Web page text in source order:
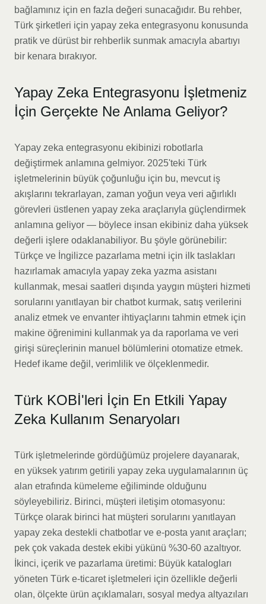
bağlamınız için en fazla değeri sunacağıdır. Bu rehber,
Türk şirketleri için yapay zeka entegrasyonu konusunda
pratik ve dürüst bir rehberlik sunmak amacıyla abartıyı
bir kenara bırakıyor.
Yapay Zeka Entegrasyonu İşletmeniz
İçin Gerçekte Ne Anlama Geliyor?
Yapay zeka entegrasyonu ekibinizi robotlarla
değiştirmek anlamına gelmiyor. 2025'teki Türk
işletmelerinin büyük çoğunluğu için bu, mevcut iş
akışlarını tekrarlayan, zaman yoğun veya veri ağırlıklı
görevleri üstlenen yapay zeka araçlarıyla güçlendirmek
anlamına geliyor — böylece insan ekibiniz daha yüksek
değerli işlere odaklanabiliyor. Bu şöyle görünebilir:
Türkçe ve İngilizce pazarlama metni için ilk taslakları
hazırlamak amacıyla yapay zeka yazma asistanı
kullanmak, mesai saatleri dışında yaygın müşteri hizmeti
sorularını yanıtlayan bir chatbot kurmak, satış verilerini
analiz etmek ve envanter ihtiyaçlarını tahmin etmek için
makine öğrenimini kullanmak ya da raporlama ve veri
girişi süreçlerinin manuel bölümlerini otomatize etmek.
Hedef ikame değil, verimlilik ve ölçeklenmedir.
Türk KOBİ'leri İçin En Etkili Yapay
Zeka Kullanım Senaryoları
Türk işletmelerinde gördüğümüz projelere dayanarak,
en yüksek yatırım getirili yapay zeka uygulamalarının üç
alan etrafında kümeleme eğiliminde olduğunu
söyleyebiliriz. Birinci, müşteri iletişim otomasyonu:
Türkçe olarak birinci hat müşteri sorularını yanıtlayan
yapay zeka destekli chatbotlar ve e-posta yanıt araçları;
pek çok vakada destek ekibi yükünü %30-60 azaltıyor.
İkinci, içerik ve pazarlama üretimi: Büyük katalogları
yöneten Türk e-ticaret işletmeleri için özellikle değerli
olan, ölçekte ürün açıklamaları, sosyal medya altyazıları